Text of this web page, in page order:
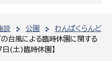
設 公園
わんぱくらんど
台風による臨時休園に関する
(土)臨時休園】